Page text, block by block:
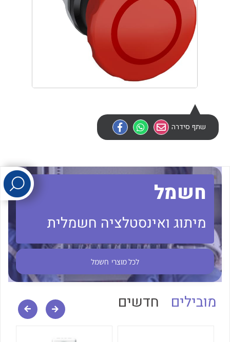
לכל מוצרי היצרן לכל מוצרי היצרן
לכל מוצרי היצרן
לכל מוצרי היצרן לכל מוצרי היצרן
לכל מוצרי היצרן
שתף סידרה
חשמל
מיתוג ואינסטלציה חשמלית
לכל מוצרי חשמל
מובילים חדשים